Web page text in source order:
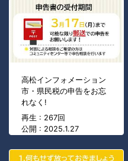
高松インフォメーション
市・県民税の申告をお忘
れなく!
再生 : 267回
公開 : 2025.1.27